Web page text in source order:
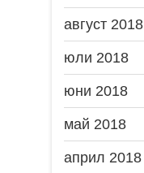
август 2018
юли 2018
юни 2018
май 2018
април 2018